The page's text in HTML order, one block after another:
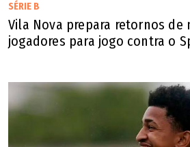
SÉRIE B
Vila Nova prepara retornos de
jogadores para jogo contra o